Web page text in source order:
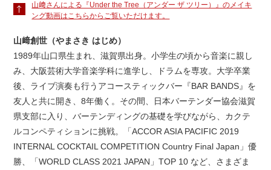
山﨑さんによる『Under the Tree（アンダー ザ ツリー）』のメイキ
ング動画はこちらからご覧いただけます。
山﨑創世（やまさき はじめ）
1989年山口県生まれ、滋賀県出身。小学生の頃から音楽に親し
み、大阪芸術大学音楽学科に進学し、ドラムを専攻。大学卒業
後、ライブ演奏も行うアコースティックバー『BAR BANDS』を
友人と共に開き、8年働く。その間、日本バーテンダー協会滋賀
県支部に入り、バーテンディングの基礎を学びながら、カクテ
ルコンペティションに挑戦。「ACCOR ASIA PACIFIC 2019
INTERNAL COCKTAIL COMPETITION Country Final Japan」優
勝、「WORLD CLASS 2021 JAPAN」TOP 10 など、さまざま